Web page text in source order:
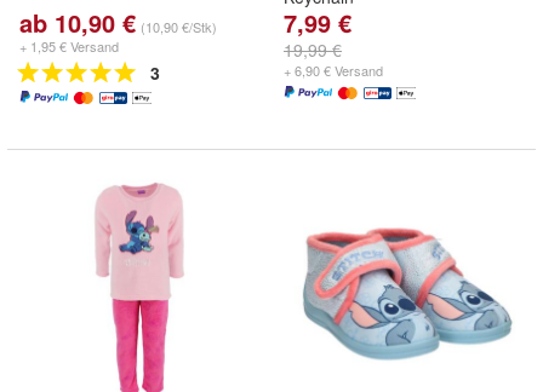
ab 10,90 € (10,90 €/Stk)
+ 1,95 € Versand
3
7,99 €
19,99 €
+ 6,90 € Versand